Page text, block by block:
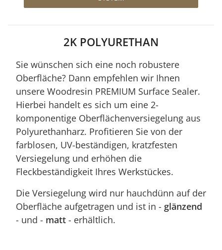
2K POLYURETHAN
Sie wünschen sich eine noch robustere
Oberfläche? Dann empfehlen wir Ihnen
unsere Woodresin PREMIUM Surface Sealer.
Hierbei handelt es sich um eine 2-
komponentige Oberflächenversiegelung aus
Polyurethanharz. Profitieren Sie von der
farblosen, UV-beständigen, kratzfesten
Versiegelung und erhöhen die
Fleckbeständigkeit Ihres Werkstückes.
Die Versiegelung wird nur hauchdünn auf der
Oberfläche aufgetragen und ist in - glänzend
- und - matt - erhältlich.